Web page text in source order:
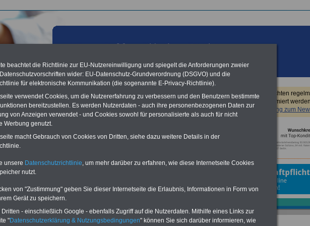
aus der öffentlichen Verwaltung: Heesen: Staat muss
offensiv umwerben; 26.01.2012
Vorteile für den
Dienst
-
Vergleich Gesetzliche
Krankenkassen
Sie möchten
informiert
Anmeldung zum
beachtet die Richtlinie zur EU-Nutzereinwilligung und spiegelt die Anforderungen zweier
wider: EU-Datenschutz-Grundverordnung (DSGVO) und die
für elektronische Kommunikation (die sogenannte E-Privacy-Richtlinie).
verwendet Cookies, um die Nutzererfahrung zu verbessern und den Benutzern bestimmte
bereitzustellen. Es werden Nutzerdaten - auch ihre personenbezogenen Daten zur
von Anzeigen verwendet - und Cookies sowohl für personalisierte als auch für nicht
Werbung genutzt.
macht Gebrauch von Cookies von Dritten, siehe dazu weitere Details in der
unsere Datenschutzrichtlinie, um mehr darüber zu erfahren, wie diese Internetseite Cookies
nutzt.
von "Zustimmung" geben Sie dieser Internetseite die Erlaubnis, Informationen in Form von
Gerät zu speichern.
- einschließlich Google - ebenfalls Zugriff auf die Nutzerdaten. Mithilfe eines Links zur
"Datenschutzerklärung & Nutzungsbedingungen" können Sie sich darüber informieren, wie